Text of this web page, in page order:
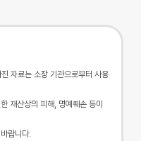
자료는 소장 기관으로부터 사용
재산상의 피해, 명예훼손 등이
랍니다.